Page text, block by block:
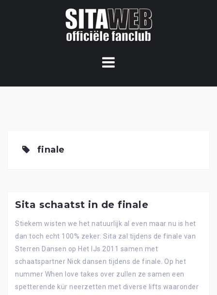
finale
Sita schaatst in de finale
Stiekem wisten we het natuurlijk al even maar nu is het
dan toch echt 100% zeker: Sita zal tijdens de finale van
Sterren Dansen op Het IJs 2011 samen met
schaatspartner Nick dansen tijdens de finale. Op het
nummer When love takes over zullen ze samen een
spetterende kür neerzetten met diverse lifts waaronder